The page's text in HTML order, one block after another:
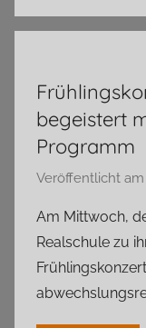
begeistert
Programm
Veröffentlicht am
Am Mittwoch,
Realschule zu